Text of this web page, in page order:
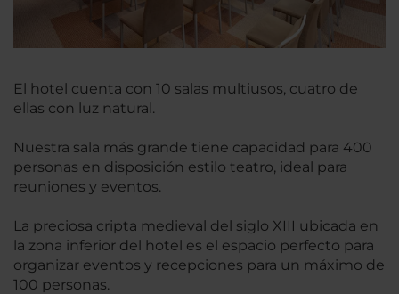
El hotel cuenta con 10 salas multiusos, cuatro de
ellas con luz natural.
Nuestra sala más grande tiene capacidad para 400
personas en disposición estilo teatro, ideal para
reuniones y eventos.
La preciosa cripta medieval del siglo XIII ubicada en
la zona inferior del hotel es el espacio perfecto para
organizar eventos y recepciones para un máximo de
100 personas.